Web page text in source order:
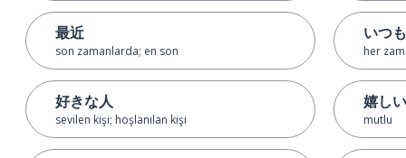
最近
son zamanlarda; en son
好きな人
sevilen kişi; hoşlanılan kişi
いつも
her
嬉しい
mutlu